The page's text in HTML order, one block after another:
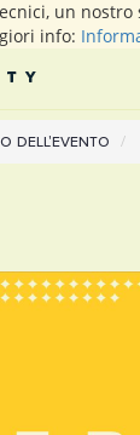
un
info:
dell'evento